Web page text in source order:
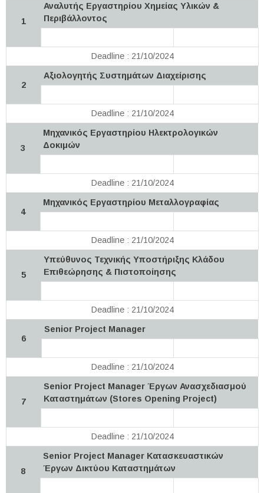
1
Αναλυτής Εργαστηρίου Χημείας Υλικών &
Περιβάλλοντος
Deadline : 21/10/2024
2
Αξιολογητής Συστημάτων Διαχείρισης
Deadline : 21/10/2024
3
Μηχανικός Εργαστηρίου Ηλεκτρολογικών
Δοκιμών
Deadline : 21/10/2024
4
Μηχανικός Εργαστηρίου Μεταλλογραφίας
Deadline : 21/10/2024
5
Υπεύθυνος Τεχνικής Υποστήριξης Κλάδου
Επιθεώρησης & Πιστοποίησης
Deadline : 21/10/2024
6
Senior Project Manager
Deadline : 21/10/2024
7
Senior Project Manager Έργων Ανασχεδιασμού
Καταστημάτων (Stores Opening Project)
Deadline : 21/10/2024
8
Senior Project Manager Κατασκευαστικών
Έργων Δικτύου Καταστημάτων